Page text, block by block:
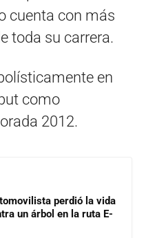
cuenta con más
toda su carrera.
en
como
2012.
perdió la vida
un árbol en la ruta E-